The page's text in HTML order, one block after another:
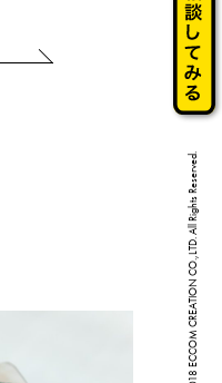
Copyright©2018 ECCOM CREATION CO.,LTD. All Rights Reserved.